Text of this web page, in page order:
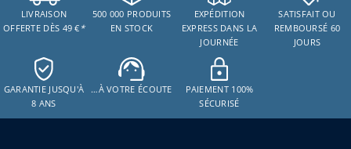
LIVRAISON
OFFERTE DÈS 49 € *
500 000 PRODUITS
EN STOCK
EXPÉDITION
EXPRESS DANS LA
JOURNÉE
SATISFAIT OU
REMBOURSÉ 60
JOURS
GARANTIE JUSQU'À
8 ANS
…À VOTRE ÉCOUTE
PAIEMENT 100%
SÉCURISÉ